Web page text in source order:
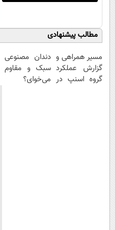
مطالب پیشنهادی
مسیر همراهی و
گزارش عملکرد
گروه اسنپ در
دندان مصنوعی
سبک و مقاوم
می‌خوای؟